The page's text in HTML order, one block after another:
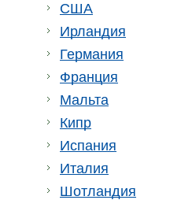
США
Ирландия
Германия
Франция
Мальта
Кипр
Испания
Италия
Шотландия